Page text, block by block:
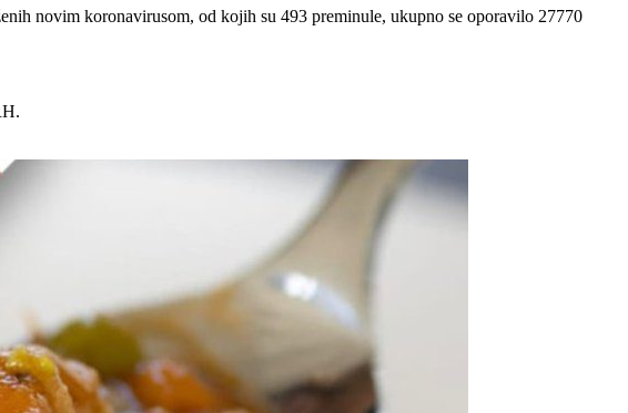
novim koronavirusom, od kojih su 493 preminule, ukupno se oporavilo 27770